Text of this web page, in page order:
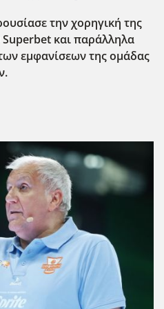
την χορηγική της
Superbet και παράλληλα
εμφανίσεων της ομάδας